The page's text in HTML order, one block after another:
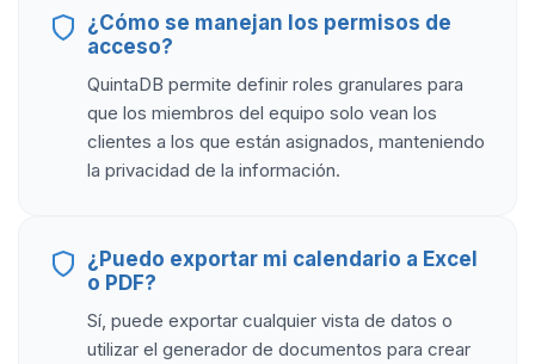
¿Cómo se manejan los permisos de
acceso?
QuintaDB permite definir roles granulares para
que los miembros del equipo solo vean los
clientes a los que están asignados, manteniendo
la privacidad de la información.
¿Puedo exportar mi calendario a Excel
o PDF?
Sí, puede exportar cualquier vista de datos o
utilizar el generador de documentos para crear